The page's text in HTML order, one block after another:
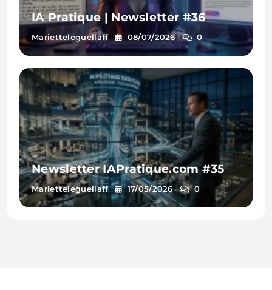
IA Pratique | Newsletter #36
Marietteleguellaff 08/07/2026 0
Newsletter IAPratique.com #35
Marietteleguellaff 17/05/2026 0